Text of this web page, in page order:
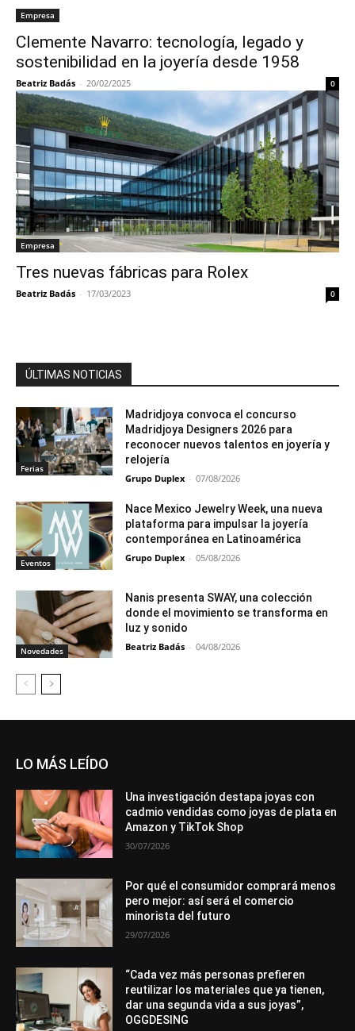
Empresa
Clemente Navarro: tecnología, legado y
sostenibilidad en la joyería desde 1958
Beatriz Badás - 20/02/2025 0
Empresa
Tres nuevas fábricas para Rolex
Beatriz Badás - 17/03/2023 0
ÚLTIMAS NOTICIAS
Ferias
Madridjoya convoca el concurso
Madridjoya Designers 2026 para
reconocer nuevos talentos en joyería y
relojería
Grupo Duplex - 07/08/2026
Eventos
Nace Mexico Jewelry Week, una nueva
plataforma para impulsar la joyería
contemporánea en Latinoamérica
Grupo Duplex - 05/08/2026
Novedades
Nanis presenta SWAY, una colección
donde el movimiento se transforma en
luz y sonido
Beatriz Badás - 04/08/2026
LO MÁS LEÍDO
Una investigación destapa joyas con
cadmio vendidas como joyas de plata en
Amazon y TikTok Shop
30/07/2026
Por qué el consumidor comprará menos
pero mejor: así será el comercio
minorista del futuro
29/07/2026
“Cada vez más personas prefieren
reutilizar los materiales que ya tienen,
dar una segunda vida a sus joyas”,
OGGDESING